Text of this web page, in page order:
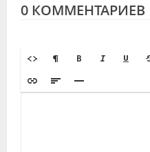
0 КОММЕНТАРИЕВ